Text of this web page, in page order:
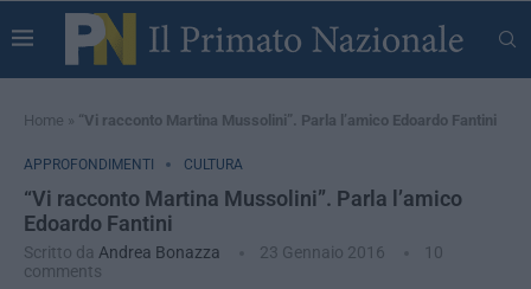
Home » “Vi racconto Martina Mussolini”. Parla l’amico Edoardo Fantini
APPROFONDIMENTI CULTURA
“Vi racconto Martina Mussolini”. Parla l’amico
Edoardo Fantini
Scritto da Andrea Bonazza 23 Gennaio 2016
10
comments